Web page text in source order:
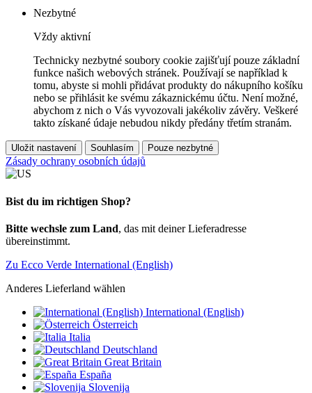
Nezbytné
Vždy aktivní
Technicky nezbytné soubory cookie zajišťují pouze základní
funkce našich webových stránek. Používají se například k
tomu, abyste si mohli přidávat produkty do nákupního košíku
nebo se přihlásit ke svému zákaznickému účtu. Není možné,
abychom z nich o Vás vyvozovali jakékoliv závěry. Veškeré
takto získané údaje nebudou nikdy předány třetím stranám.
Uložit nastavení Souhlasím Pouze nezbytné
Zásady ochrany osobních údajů
Bist du im richtigen Shop?
Bitte wechsle zum Land, das mit deiner Lieferadresse
übereinstimmt.
Zu Ecco Verde International (English)
Anderes Lieferland wählen
International (English)
Österreich
Italia
Deutschland
Great Britain
España
Slovenija